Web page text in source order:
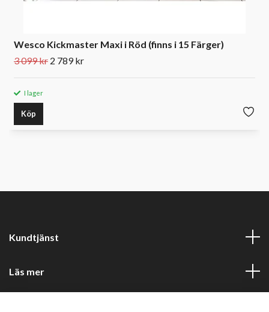
Wesco Kickmaster Maxi i Röd (finns i 15 Färger)
3 099 kr 2 789 kr
I lager
Köp
Kundtjänst
Läs mer